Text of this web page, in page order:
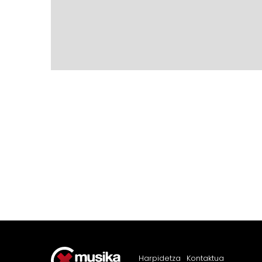
Harpidetza Kontaktua